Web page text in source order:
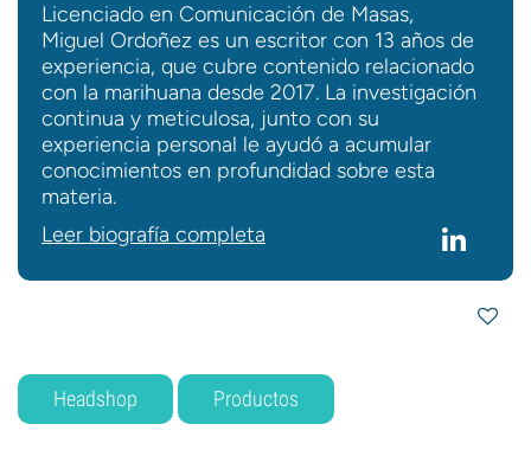
Licenciado en Comunicación de Masas,
Miguel Ordoñez es un escritor con 13 años de
experiencia, que cubre contenido relacionado
con la marihuana desde 2017. La investigación
continua y meticulosa, junto con su
experiencia personal le ayudó a acumular
conocimientos en profundidad sobre esta
materia.
Leer biografía completa
Headshop Productos